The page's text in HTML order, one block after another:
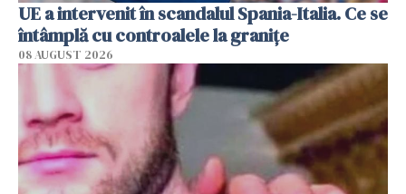
UE a intervenit în scandalul Spania-Italia. Ce se
întâmplă cu controalele la granițe
08 AUGUST 2026